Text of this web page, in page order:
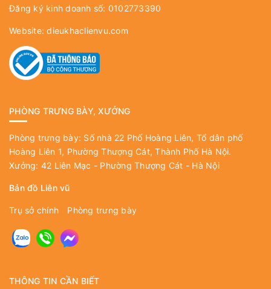
Đăng ký kinh doanh số: 0102773390
Website:dieukhaclienvu.com
PHÒNG TRƯNG BÀY, XƯỞNG
Phòng trưng bày: Số nhà 22 Phố Hoàng Liên, Tổ dân phố
Hoàng Liên 1, Phường Thượng Cát, Thành Phố Hà Nội.
Xưởng: 42 Liên Mạc - Phường Thượng Cát - Hà Nội
Bản đồ Liên vũ
Trụ sở chính Phòng trưng bày
THÔNG TIN CẦN BIẾT